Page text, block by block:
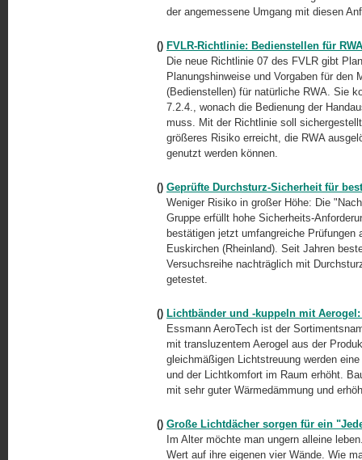
der angemessene Umgang mit diesen
() FVLR-Richtlinie: Bedienstellen für
Die neue Richtlinie 07 des FVLR gibt
Planungshinweise und Vorgaben für den
(Bedienstellen) für natürliche RWA. Sie
7.2.4., wonach die Bedienung der
muss. Mit der Richtlinie soll
größeres Risiko erreicht, die RWA
genutzt werden können.
() Geprüfte Durchsturz-Sicherheit für
Weniger Risiko in großer Höhe: Die
Gruppe erfüllt hohe Sicherheits-
bestätigen jetzt umfangreiche
Euskirchen (Rheinland). Seit Jahren
Versuchsreihe nachträglich mit
getestet.
() Lichtbänder und -kuppeln mit
Essmann AeroTech ist der
mit transluzentem Aerogel aus der
gleichmäßigen Lichtstreuung werden
und der Lichtkomfort im Raum erhöht.
mit sehr guter Wärmedämmung und
() Große Lichtdächer sorgen für ein
Im Alter möchte man ungern alleine
Wert auf ihre eigenen vier Wände. Wie